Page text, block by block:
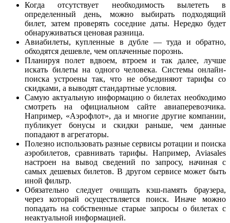
Когда отсутствует необходимость вылететь в
определенный день, можно выбирать подходящий
билет, затем проверять соседние даты. Нередко будет
обнаруживаться ценовая разница.
Авиабилеты, купленные в дубле — туда и обратно,
обходятся дешевле, чем оплаченные порознь.
Планируя полет вдвоем, втроем и так далее, лучше
искать билеты на одного человека. Системы онлайн-
поиска устроены так, что не объединяют тарифы со
скидками, а выводят стандартные условия.
Самую актуальную информацию о билетах необходимо
смотреть на официальном сайте авиаперевозчика.
Например, «Аэрофлот», да и многие другие компании,
публикует бонусы и скидки раньше, чем данные
попадают в агрегаторы.
Полезно использовать разные сервисы ротации и поиска
аэробилетов, сравнивать тарифы. Например, Aviasales
настроен на вывод сведений по запросу, начиная с
самых дешевых билетов. В другом сервисе может быть
иной фильтр.
Обязательно следует очищать кэш-память браузера,
через который осуществляется поиск. Иначе можно
попадать на собственные старые запросы о билетах с
неактуальной информацией.